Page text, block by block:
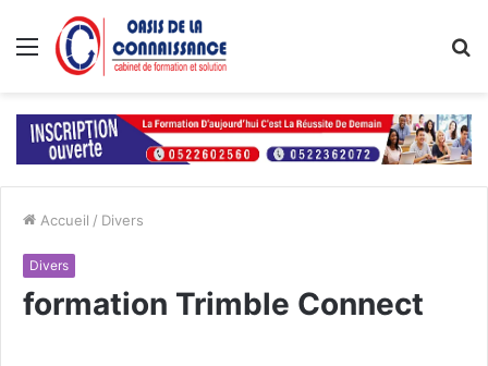
Menu
Accueil / Divers
Divers
formation Trimble Connect